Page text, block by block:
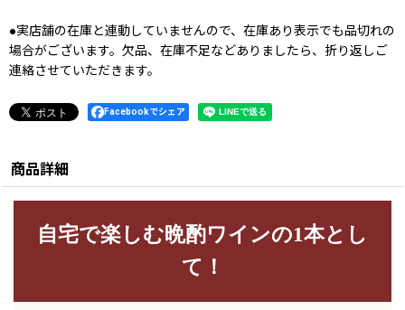
●実店舗の在庫と連動していませんので、在庫あり表示でも品切れの
場合がございます。欠品、在庫不足などありましたら、折り返しご
連絡させていただきます。
Facebookでシェア
商品詳細
自宅で楽しむ晩酌ワインの1本とし
て！